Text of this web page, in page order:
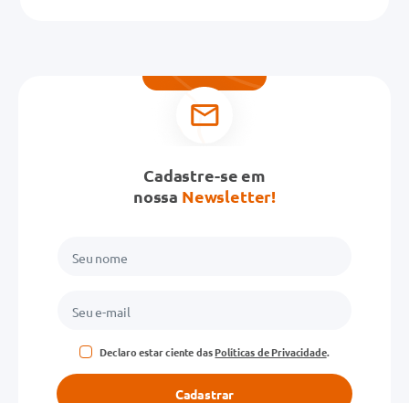
Cadastre-se em
nossa Newsletter!
Declaro estar ciente dasPolíticas de Privacidade.
Cadastrar